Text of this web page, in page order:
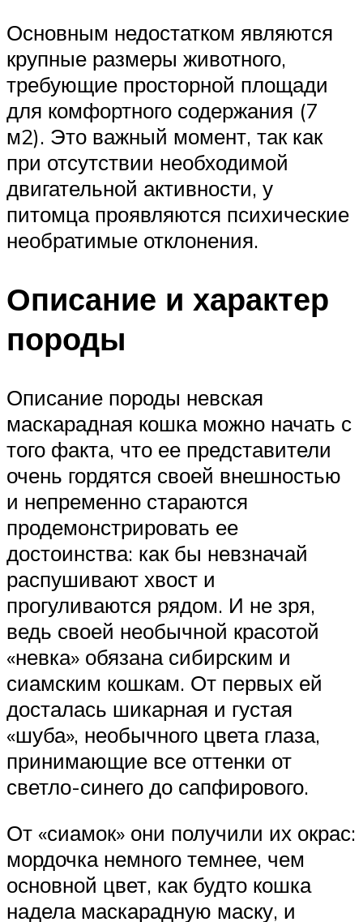
Основным недостатком являются
крупные размеры животного,
требующие просторной площади
для комфортного содержания (7
м2). Это важный момент, так как
при отсутствии необходимой
двигательной активности, у
питомца проявляются психические
необратимые отклонения.
Описание и характер
породы
Описание породы невская
маскарадная кошка можно начать с
того факта, что ее представители
очень гордятся своей внешностью
и непременно стараются
продемонстрировать ее
достоинства: как бы невзначай
распушивают хвост и
прогуливаются рядом. И не зря,
ведь своей необычной красотой
«невка» обязана сибирским и
сиамским кошкам. От первых ей
досталась шикарная и густая
«шуба», необычного цвета глаза,
принимающие все оттенки от
светло-синего до сапфирового.
От «сиамок» они получили их окрас:
мордочка немного темнее, чем
основной цвет, как будто кошка
надела маскарадную маску, и